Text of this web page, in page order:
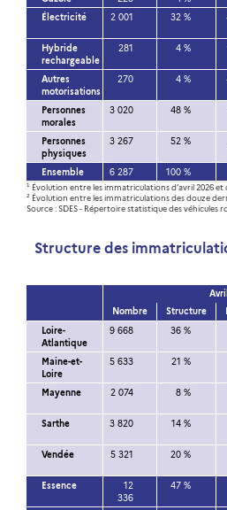
Électricité
2 001 32 %
Hybride
rechargeable
281 4 %
Autres
motorisations
270 4 %
Personnes
morales
3 020 48 %
Personnes
physiques
3 267 52 %
Ensemble
6 287 100 %
¹ Évolution entre les immatriculations d’avril 2026 et
² Évolution entre les immatriculations des douze
Source : SDES - Répertoire statistique des véhicules
Structure des
Nombre
Structure
Loire-
Atlantique
9 668 36 %
Maine-et-
Loire
5 633 21 %
Mayenne
2 074 8 %
Sarthe
3 820 14 %
Vendée
5 321 20 %
Essence
12
336
47 %